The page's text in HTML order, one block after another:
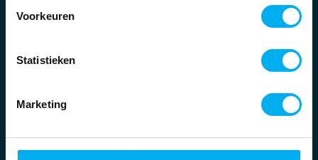
Voorkeuren
Statistieken
Marketing
Partners